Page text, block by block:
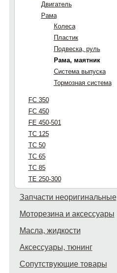
Двигатель
Рама
Колеса
Пластик
Подвеска, руль
Рама, маятник
Система выпуска
Тормозная система
FC 350
FC 450
FE 450-501
TC 125
TC 50
TC 65
TC 85
TE 250-300
Запчасти неоригинальные
Моторезина и аксессуары
Масла, жидкости
Аксессуары, тюнинг
Сопутствующие товары